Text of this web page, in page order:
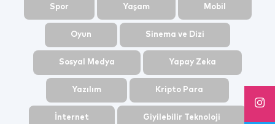
Spor Yaşam Mobil
Oyun Sinema ve Dizi
Sosyal Medya Yapay Zeka
Yazılım Kripto Para
İnternet Giyilebilir Teknoloji